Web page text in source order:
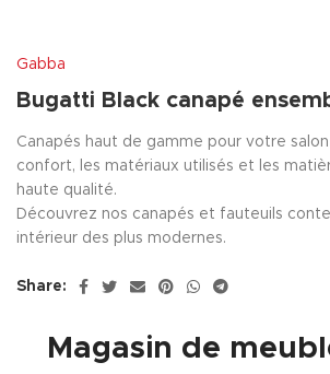
Gabba
Bugatti Black canapé
Canapés haut de gamme pour votre salon
confort, les matériaux utilisés et les
haute qualité.
Découvrez nos canapés et fauteuils
intérieur des plus modernes.
Share:
Magasin de